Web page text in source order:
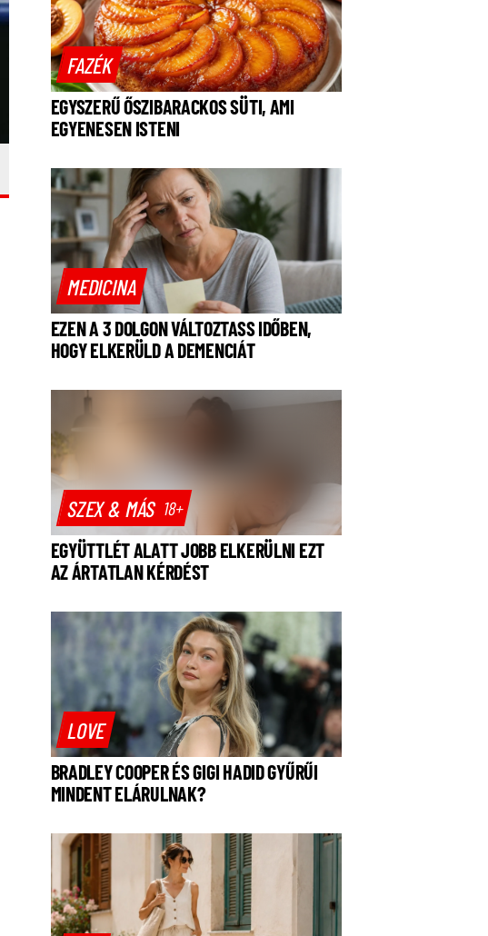
FAZÉK
EGYSZERŰ ŐSZIBARACKOS SÜTI, AMI
EGYENESEN ISTENI
MEDICINA
EZEN A 3 DOLGON VÁLTOZTASS IDŐBEN,
HOGY ELKERÜLD A DEMENCIÁT
SZEX & MÁS 18+
EGYÜTTLÉT ALATT JOBB ELKERÜLNI EZT
AZ ÁRTATLAN KÉRDÉST
LOVE
BRADLEY COOPER ÉS GIGI HADID GYŰRŰI
MINDENT ELÁRULNAK?